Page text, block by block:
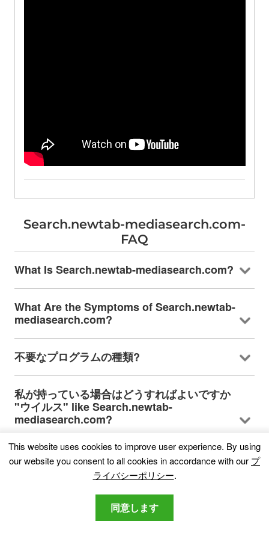
Search.newtab-mediasearch.com-
FAQ
What Is Search.newtab-mediasearch.com?
What Are the Symptoms of Search.newtab-
mediasearch.com?
不要なプログラムの種類?
私が持っている場合はどうすればよいですか
"ウイルス" like Search.newtab-
mediasearch.com?
How Does Search.newtab-
mediasearch.com Work?
Is Search.newtab-mediasearch.com
This website uses cookies to improve user experience. By using
our website you consent to all cookies in accordance with our プ
ライバシーポリシー.
同意します